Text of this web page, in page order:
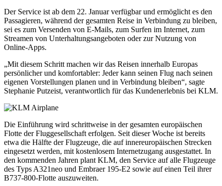
Der Service ist ab dem 22. Januar verfügbar und ermöglicht es den
Passagieren, während der gesamten Reise in Verbindung zu bleiben,
sei es zum Versenden von E-Mails, zum Surfen im Internet, zum
Streamen von Unterhaltungsangeboten oder zur Nutzung von
Online-Apps.
„Mit diesem Schritt machen wir das Reisen innerhalb Europas
persönlicher und komfortabler: Jeder kann seinen Flug nach seinen
eigenen Vorstellungen planen und in Verbindung bleiben“, sagte
Stephanie Putzeist, verantwortlich für das Kundenerlebnis bei KLM.
Die Einführung wird schrittweise in der gesamten europäischen
Flotte der Fluggesellschaft erfolgen. Seit dieser Woche ist bereits
etwa die Hälfte der Flugzeuge, die auf innereuropäischen Strecken
eingesetzt werden, mit kostenlosem Internetzugang ausgestattet. In
den kommenden Jahren plant KLM, den Service auf alle Flugzeuge
des Typs A321neo und Embraer 195-E2 sowie auf einen Teil ihrer
B737-800-Flotte auszuweiten.